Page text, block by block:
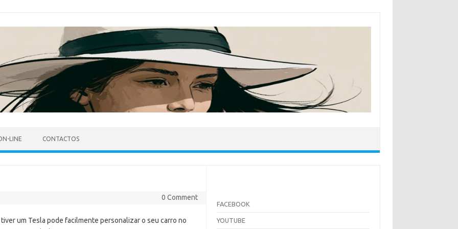
LINE CONTACTOS
0 Comment
um Tesla pode facilmente personalizar o seu carro no
FACEBOOK
YOUTUBE